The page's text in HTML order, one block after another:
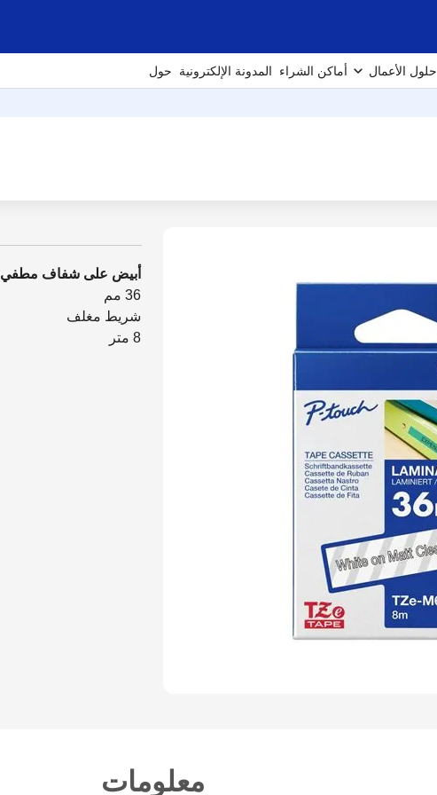
حلول الأعمال أماكن الشراء المدونة الإلكترونية حول
أبيض على شفاف مطفي
36 مم
شريط مغلف
8 متر
معلومات